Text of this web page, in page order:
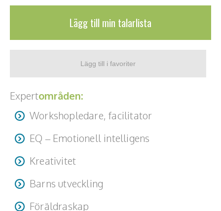
Lägg till min talarlista
Expertområden:
Workshopledare, facilitator
EQ – Emotionell intelligens
Kreativitet
Barns utveckling
Föräldraskap